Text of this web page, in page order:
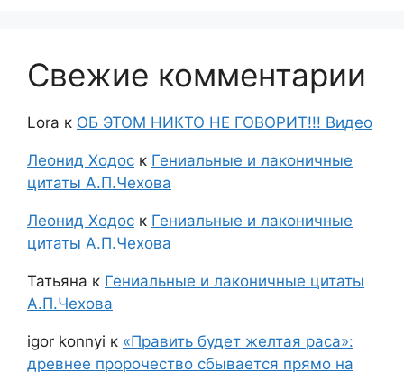
Свежие комментарии
Lora к ОБ ЭТОМ НИКТО НЕ ГОВОРИТ!!! Видео
Леонид Ходос к Гениальные и лаконичные
цитаты А.П.Чехова
Леонид Ходос к Гениальные и лаконичные
цитаты А.П.Чехова
Татьяна к Гениальные и лаконичные цитаты
А.П.Чехова
igor konnyi к «Править будет желтая раса»:
древнее пророчество сбывается прямо на